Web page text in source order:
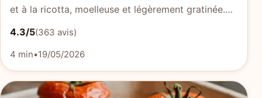
et à la ricotta, moelleuse et légèrement gratinée.…
4.3/5(363 avis)
4 min•19/05/2026